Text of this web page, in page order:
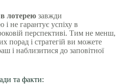
лотерею завжди
не гарантує успіху в
перспективі. Тим не менш,
порад і стратегій ви можете
і наблизитися до заповітної
та факти: